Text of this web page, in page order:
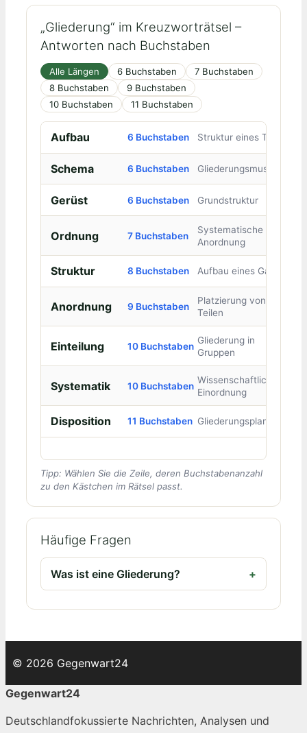
„Gliederung“ im Kreuzworträtsel –
Antworten nach Buchstaben
Alle Längen 6 Buchstaben
7 Buchstaben
8 Buchstaben
9 Buchstaben
10 Buchstaben
11 Buchstaben
Aufbau 6 Buchstaben Struktur eines Textes
Schema 6 Buchstaben Gliederungsmuster
Gerüst 6 Buchstaben Grundstruktur
Ordnung 7 Buchstaben
Systematische
Anordnung
Struktur 8 Buchstaben Aufbau eines Ganzen
Anordnung 9 Buchstaben
Platzierung von
Teilen
Einteilung 10 Buchstaben
Gliederung in
Gruppen
Systematik 10 Buchstaben
Wissenschaftliche
Einordnung
Disposition 11 Buchstaben Gliederungsplan
Tipp: Wählen Sie die Zeile, deren Buchstabenanzahl
zu den Kästchen im Rätsel passt.
Häufige Fragen
Was ist eine Gliederung?
© 2026 Gegenwart24
Gegenwart24
Deutschlandfokussierte Nachrichten, Analysen und